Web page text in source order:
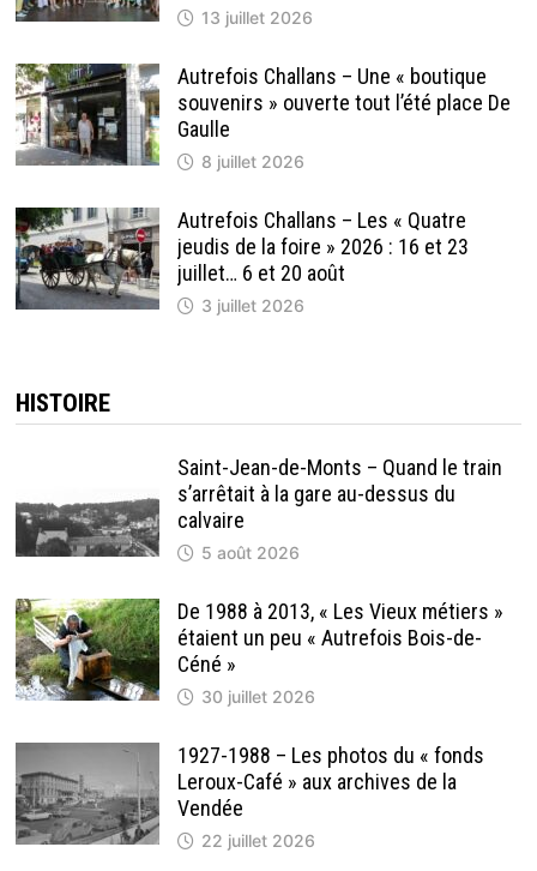
13 juillet 2026
Autrefois Challans – Une « boutique
souvenirs » ouverte tout l’été place De
Gaulle
8 juillet 2026
Autrefois Challans – Les « Quatre
jeudis de la foire » 2026 : 16 et 23
juillet… 6 et 20 août
3 juillet 2026
HISTOIRE
Saint-Jean-de-Monts – Quand le train
s’arrêtait à la gare au-dessus du
calvaire
5 août 2026
De 1988 à 2013, « Les Vieux métiers »
étaient un peu « Autrefois Bois-de-
Céné »
30 juillet 2026
1927-1988 – Les photos du « fonds
Leroux-Café » aux archives de la
Vendée
22 juillet 2026